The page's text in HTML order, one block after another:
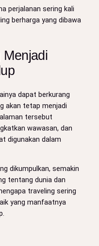
perjalanan sering kali
berharga yang dibawa
Menjadi
dapat berkurang
akan tetap menjadi
tersebut
wawasan, dan
digunakan dalam
dikumpulkan, semakin
tentang dunia dan
traveling sering
yang manfaatnya